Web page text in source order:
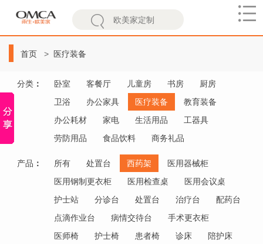
欧
首页 医疗装备
分类 ： 卧室 客餐厅 儿童房 书房
厨房
卫浴
办公家具 医疗装备
教育装备
办公耗材
家电 生活用品
工器具
劳防用品
食品饮料 商务礼品
产品 ： 所有 处置台 西药架
医用器械柜
医用钢制更衣柜
医用检查桌
医用会议桌
护士站
分诊台 处置台 治疗台
配药台
点滴作业台
病情交待台
手术更衣柜
医师椅
护士椅 患者椅 诊床
陪护床